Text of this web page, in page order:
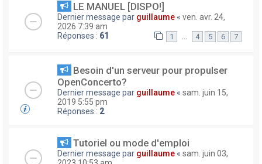
LE MANUEL [DISPO!]
Dernier message par guillaume « ven. avr. 24,
2026 7:39 am
Réponses : 61 1 … 4 5 6 7
Besoin d'un serveur pour propulser
OpenConcerto?
Dernier message par guillaume « sam. juin 15,
2019 5:55 pm
Réponses : 2
Tutoriel ou mode d'emploi
Dernier message par guillaume « sam. juin 03,